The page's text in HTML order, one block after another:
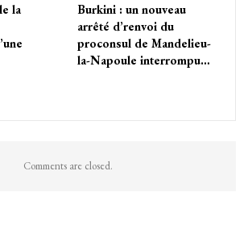
la
Burkini : un nouveau
arrêté d’renvoi du
proconsul de Mandelieu-
la-Napoule interrompu…
Comments are closed.